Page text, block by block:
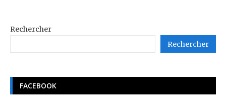
Rechercher
Rechercher
FACEBOOK